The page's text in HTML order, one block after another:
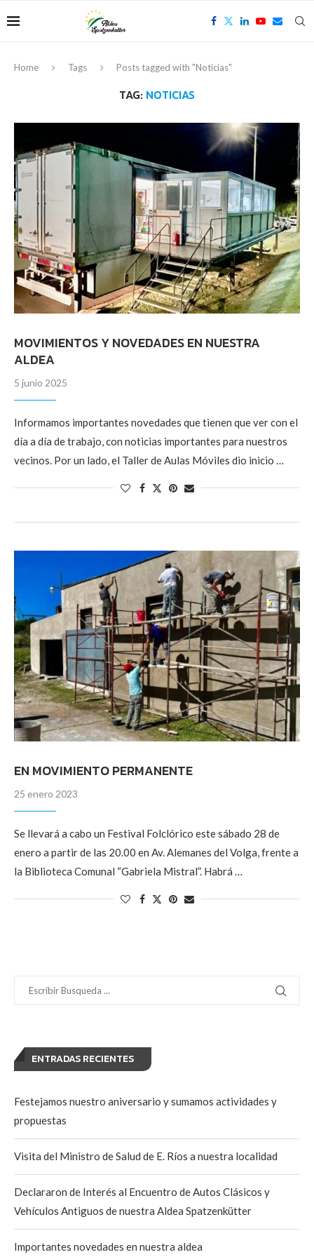
Home Tags Posts tagged with "Noticias"
TAG: NOTICIAS
MOVIMIENTOS Y NOVEDADES EN NUESTRA
ALDEA
5 junio 2025
Informamos importantes novedades que tienen que ver con el
día a día de trabajo, con noticias importantes para nuestros
vecinos. Por un lado, el Taller de Aulas Móviles dio inicio …
EN MOVIMIENTO PERMANENTE
25 enero 2023
Se llevará a cabo un Festival Folclórico este sábado 28 de
enero a partir de las 20.00 en Av. Alemanes del Volga, frente a
la Biblioteca Comunal “Gabriela Mistral”. Habrá …
ENTRADAS RECIENTES
Festejamos nuestro aniversario y sumamos actividades y
propuestas
Visita del Ministro de Salud de E. Ríos a nuestra localidad
Declararon de Interés al Encuentro de Autos Clásicos y
Vehículos Antiguos de nuestra Aldea Spatzenkütter
Importantes novedades en nuestra aldea